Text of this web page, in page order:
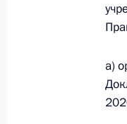
О
и
26
а)